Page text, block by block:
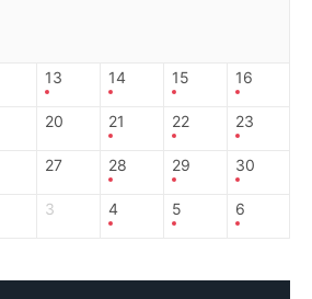
13 14 15 16
20 21 22 23
27 28 29 30
3 4 5 6